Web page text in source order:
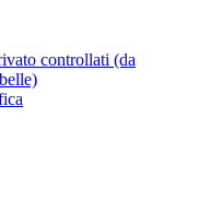
controllati (da